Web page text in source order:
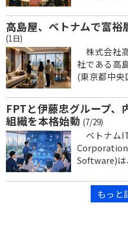
高島屋、ベトナムで富
(1日)
株式会社
社である高
(東京都中央
FPTと伊藤忠グループ、
組織を本格始動 (7/29)
ベトナム
Software)は
もっと